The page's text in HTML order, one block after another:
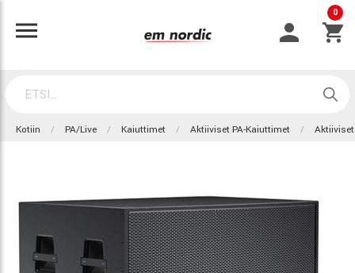
0
Kotiin PA/Live Kaiuttimet Aktiiviset PA-Kaiuttimet